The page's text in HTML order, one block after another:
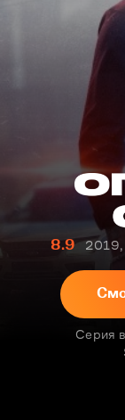
8.9
2019,
Серия